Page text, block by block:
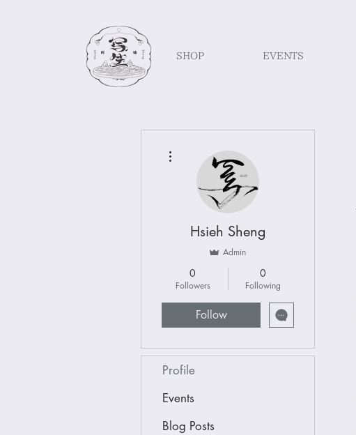
SHOP EVENTS
Hsieh Sheng
Admin
0
Followers
0
Following
Follow
Profile
Events
Blog Posts